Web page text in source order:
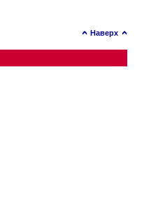
Наверх